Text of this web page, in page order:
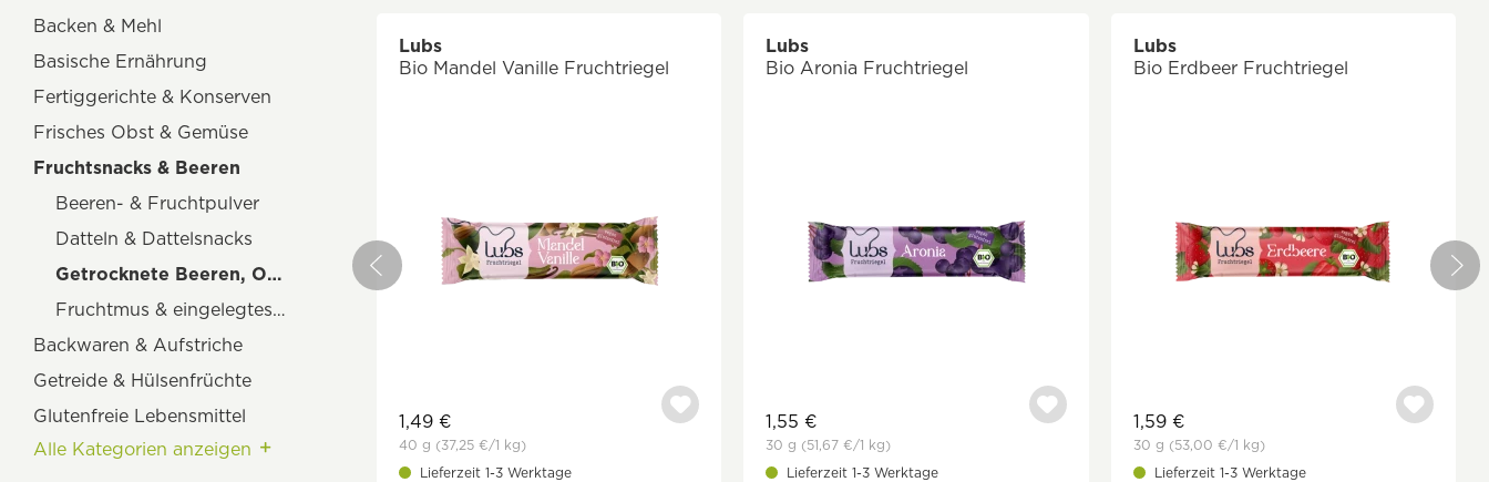
Backen & Mehl
Basische Ernährung
Fertiggerichte & Konserven
Frisches Obst & Gemüse
Fruchtsnacks & Beeren
Beeren- & Fruchtpulver
Datteln & Dattelsnacks
Getrocknete Beeren, Obst & Kandiertes
Fruchtmus & eingelegtes Obst
Backwaren & Aufstriche
Getreide & Hülsenfrüchte
Glutenfreie Lebensmittel
Italienisch, Pizza & Pasta
Alle Kategorien anzeigen
Lubs
Bio Mandel Vanille Fruchtriegel
1,49 €
40 g (37,25 €/1 kg)
Lieferzeit 1-3 Werktage
Lubs
Bio Aronia Fruchtriegel
1,55 €
30 g (51,67 €/1 kg)
Lieferzeit 1-3 Werktage
Lubs
Bio Erdbeer Fruchtriegel
1,59 €
30 g (53,00 €/1 kg)
Lieferzeit 1-3 Werktage